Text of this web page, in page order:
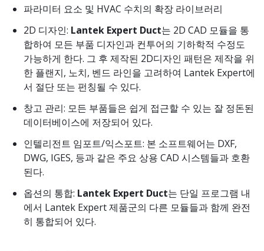
파라미터 요소 및 HVAC 수치의 확장 라이브러리
2D 디자인: Lantek Expert Duct는 2D CAD 모듈을 통
합하여 모든 부품 디자인과 컨투어의 기하학적 수정도
가능하게 한다. 그 후 제작된 2D디자인 패턴은 제작을 위
한 플랜지, 노치, 벤드 라인을 고려하여 Lantek Expert에
서 절단 또는 펀칭될 수 있다.
창고 관리: 모든 부품들은 쉽게 접근할 수 있는 잘 정돈된
데이터베이스에 저장되어 있다.
인텔리전트 임포트/익스포트: 본 소프트웨어는 DXF,
DWG, IGES, 등과 같은 주요 상용 CAD 시스템들과 호환
된다.
옵션의 통합: Lantek Expert Duct는 단일 프로그램 내
에서 Lantek Expert 제품군의 다른 모듈들과 함께 완전
히 통합되어 있다.